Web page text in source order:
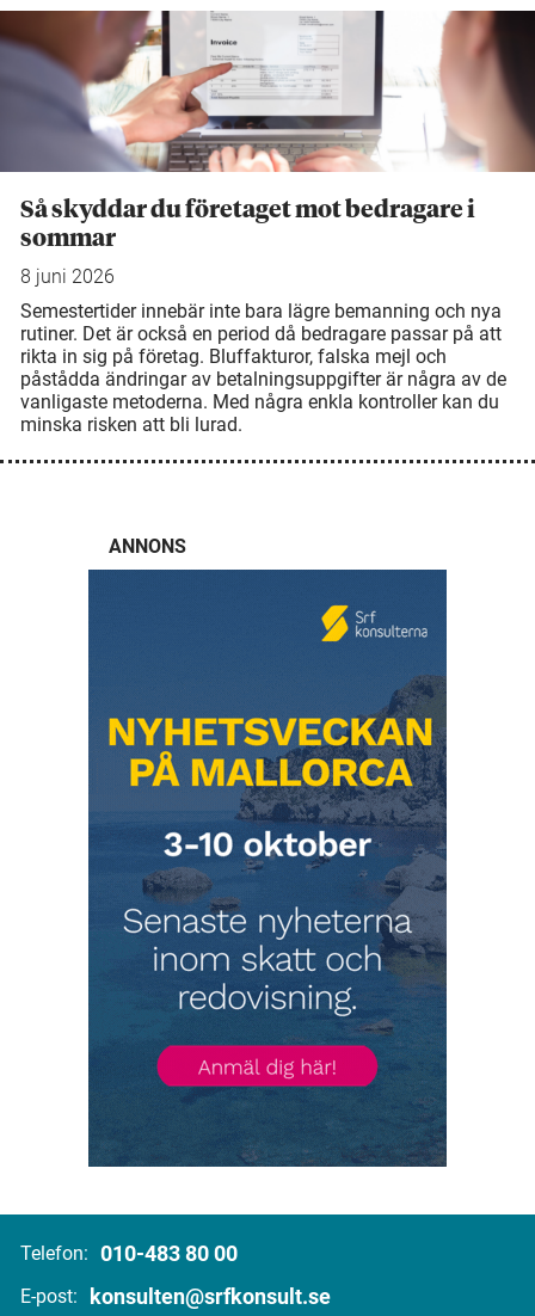
Så skyddar du företaget mot bedragare i
sommar
8 juni 2026
Semestertider innebär inte bara lägre bemanning och nya
rutiner. Det är också en period då bedragare passar på att
rikta in sig på företag. Bluffakturor, falska mejl och
påstådda ändringar av betalningsuppgifter är några av de
vanligaste metoderna. Med några enkla kontroller kan du
minska risken att bli lurad.
ANNONS
Telefon: 010-483 80 00
E-post: konsulten@srfkonsult.se